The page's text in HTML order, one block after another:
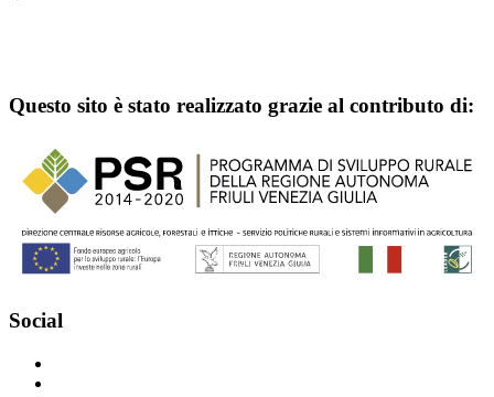
Questo sito è stato realizzato grazie al contributo di:
Social